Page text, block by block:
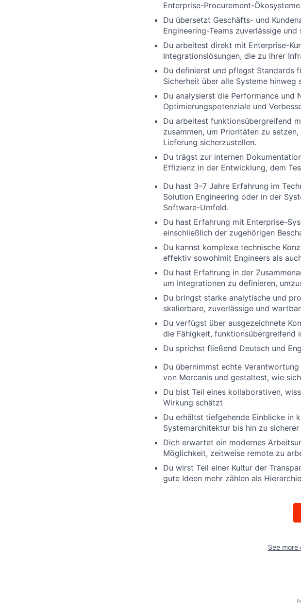
Enterprise-Procurement-Ökosysteme
Du übersetzt Geschäfts- und
Engineering-Teams zuverlässige und
Du arbeitest direkt mit Enterprise-
Integrationslösungen, die zu ihrer
Du definierst und pflegst Standards
Sicherheit über alle Systeme hinweg
Du analysierst die Performance und
Optimierungspotenziale und
Du arbeitest funktionsübergreifend
zusammen, um Prioritäten zu
Lieferung sicherzustellen.
Du trägst zur internen
Effizienz in der Entwicklung, dem
Du hast 3–7 Jahre Erfahrung im
Solution Engineering oder in der
Software-Umfeld.
Du hast Erfahrung mit Enterprise-
einschließlich der zugehörigen
Du kannst komplexe technische
effektiv sowohlmit Engineers als
Du hast Erfahrung in der
um Integrationen zu definieren,
Du bringst starke analytische und
skalierbare, zuverlässige und
Du verfügst über ausgezeichnete
die Fähigkeit, funktionsübergreifend
Du sprichst fließend Deutsch und
Du übernimmst echte Verantwortung
von Mercanis und gestaltest, wie sich
Du bist Teil eines kollaborativen,
Wirkung schätzt
Du erhältst tiefgehende Einblicke in
Systemarchitektur bis hin zu sicherer
Dich erwartet ein modernes
Möglichkeit, zeitweise remote zu
Du wirst Teil einer Kultur der
gute Ideen mehr zählen als Hierarchie
See